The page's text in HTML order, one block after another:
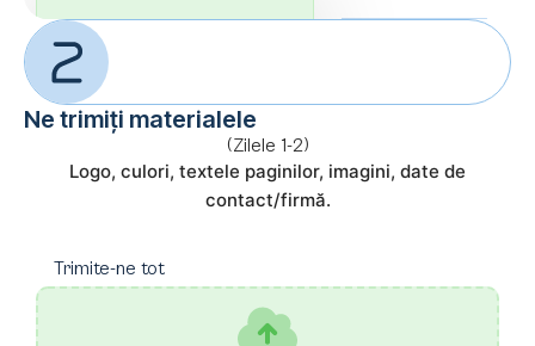
Ne trimiți materialele
(Zilele 1-2)
Logo, culori, textele paginilor, imagini, date de
contact/firmă.
Trimite-ne tot